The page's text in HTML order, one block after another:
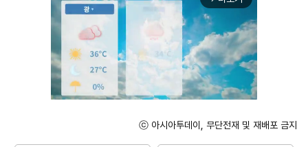
ⓒ 아시아투데이, 무단전재 및 재배포 금지